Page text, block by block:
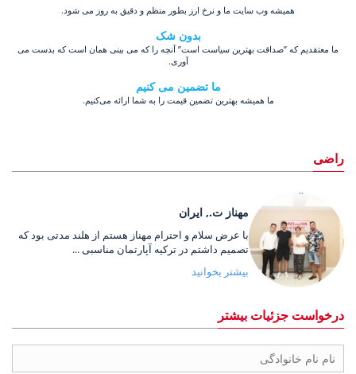
همیشه وب سایت ما و نرخ ارز بطور منظم و دقیق به روز می شود.
بدون شک
ما معتقدیم که ”صداقت بهترین سیاست است” آنچه را که می بینی همان است که بدست می
آوری.
ما تضمین می کنیم
ما همیشه بهترین تضمین قیمت را به شما ارائه می‌کنیم.
راضی
مهناز ت., ایران
با عرض سلام و احترام مهناز هستم از هلند مدتی بود که
تصمیم داشتم در ترکیه آپارتمان مناسبی ...
بیشتر بخوانید
درخواست جزئیات بیشتر